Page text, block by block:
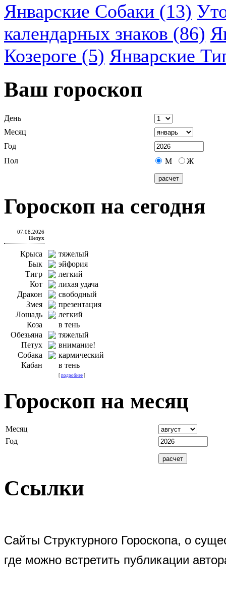
Январские Собаки (13)
календарных знаков (86)
Козероге (5) Январские
Ваш гороскоп
День
Месяц
Год
Пол
М Ж
Гороскоп на сегодня
07.08.2026
Петух
Крыса
тяжелый
Бык
эйфория
Тигр
легкий
Кот
лихая удача
Дракон
свободный
Змея
презентация
Лошадь
легкий
Коза
в тень
Обезьяна
тяжелый
Петух
внимание!
Собака
кармический
Кабан
в тень
[ подробнее ]
Гороскоп на месяц
Месяц
Год
Ссылки
Сайты Структурного Гороскопа, о
где можно встретить публикации